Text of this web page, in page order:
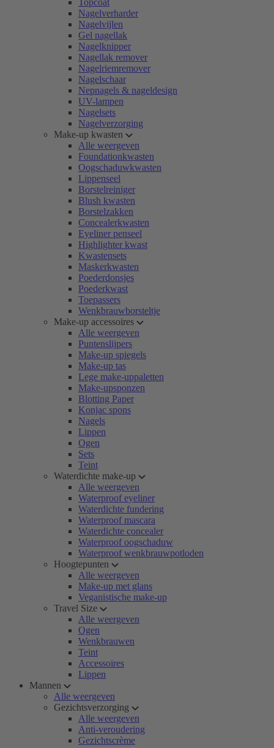
Topcoat
Nagelverharder
Nagelvijlen
Gel nagellak
Nagelknipper
Nagellak remover
Nagelriemremover
Nagelschaar
Nepnagels & nageldesign
UV-lampen
Nagelsets
Nagelverzorging
Make-up kwasten
Alle weergeven
Foundationkwasten
Oogschaduwkwasten
Lippenseel
Borstelreiniger
Blush kwasten
Borstelzakken
Concealerkwasten
Eyeliner penseel
Highlighter kwast
Kwastensets
Maskerkwasten
Poederdonsjes
Poederkwast
Toepassers
Wenkbrauwborsteltje
Make-up accessoires
Alle weergeven
Puntenslijpers
Make-up spiegels
Make-up tas
Lege make-uppaletten
Make-upsponzen
Blotting Paper
Konjac spons
Nagels
Lippen
Ogen
Sets
Teint
Waterdichte make-up
Alle weergeven
Waterproof eyeliner
Waterdichte fundering
Waterproof mascara
Waterdichte concealer
Waterproof oogschaduw
Waterproof wenkbrauwpotloden
Hoogtepunten
Alle weergeven
Make-up met glans
Veganistische make-up
Travel Size
Alle weergeven
Ogen
Wenkbrauwen
Teint
Accessoires
Lippen
Mannen
Alle weergeven
Gezichtsverzorging
Alle weergeven
Anti-veroudering
Gezichtscrème